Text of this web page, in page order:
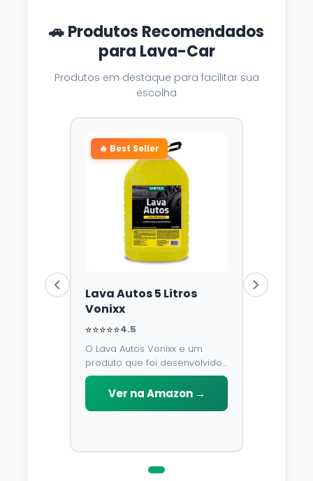
🚗 Produtos Recomendados
para Lava-Car
Produtos em destaque para facilitar sua
escolha
🔥 Best Seller
Lava Autos 5 Litros
Vonixx
⭐⭐⭐⭐⭐4.5
O Lava Autos Vonixx e um
produto que foi desenvolvido
para limpar, proteger e
conservar a lataria do veiculo.
Por possuir pH neutro, pode
Ver na Amazon →